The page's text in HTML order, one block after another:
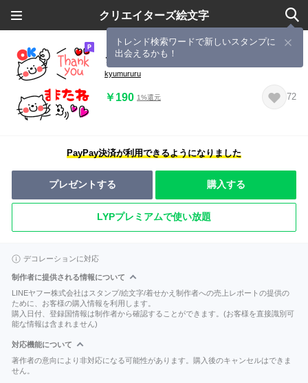
クリエイターズ絵文字
トレンド検索ワードで新しいスタンプに
出会えるかも！
シンプルねこの日常絵文字♥
kyumururu
￥190 1%還元 72
PayPay決済が利用できるようになりました
プレゼントする 購入する
LYPプレミアムで使い放題
デコレーションに対応
制作者に提供される情報について
LINEヤフー株式会社はスタンプ/絵文字/着せかえ制作者への売上レポートの提供の
ために、お客様の購入情報を利用します。
購入日付、登録国情報は制作者から確認することができます。(お客様を直接識別可
能な情報は含まれません)
対応機能について
著作者の意向により非対応になる可能性があります。購入後のキャンセルはできま
せん。